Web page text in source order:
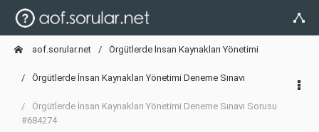
aof.sorular.net Örgütlerde İnsan Kaynakları Yönetimi
Örgütlerde İnsan Kaynakları Yönetimi Deneme Sınavı
Örgütlerde İnsan Kaynakları Yönetimi Deneme Sınavı Sorusu
#684274